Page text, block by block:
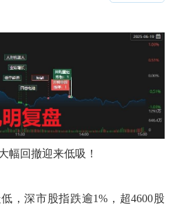
幅回撤迎来低吸！
，深市股指跌逾1%，超4600股